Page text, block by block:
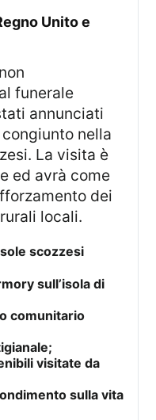
funerale
annunciati
nella
La visita è
ed avrà come
dei
locali.
scozzesi
sull’isola di
comunitario
visitate da
sulla vita